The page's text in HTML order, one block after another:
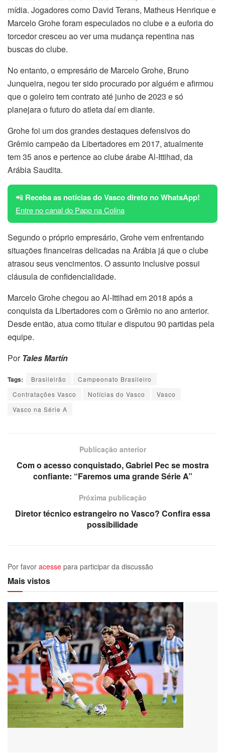
mídia. Jogadores como David Terans, Matheus Henrique e
Marcelo Grohe foram especulados no clube e a euforia do
torcedor cresceu ao ver uma mudança repentina nas
buscas do clube.
No entanto, o empresário de Marcelo Grohe, Bruno
Junqueira, negou ter sido procurado por alguém e afirmou
que o goleiro tem contrato até junho de 2023 e só
planejara o futuro do atleta daí em diante.
Grohe foi um dos grandes destaques defensivos do
Grêmio campeão da Libertadores em 2017, atualmente
tem 35 anos e pertence ao clube árabe Al-Ittihad, da
Arábia Saudita.
📲 Receba as notícias do Vasco direto no WhatsApp!
Entre no canal do Papo na Colina
Segundo o próprio empresário, Grohe vem enfrentando
situações financeiras delicadas na Arábia já que o clube
atrasou seus vencimentos. O assunto inclusive possui
cláusula de confidencialidade.
Marcelo Grohe chegou ao Al-Ittihad em 2018 após a
conquista da Libertadores com o Grêmio no ano anterior.
Desde então, atua como titular e disputou 90 partidas pela
equipe.
PorTales Martín
Tags: Brasileirão
Campeonato Brasileiro
Contratações Vasco
Notícias do Vasco
Vasco
Vasco na Série A
Publicação anterior
Com o acesso conquistado, Gabriel Pec se mostra
confiante: “Faremos uma grande Série A”
Próxima publicação
Diretor técnico estrangeiro no Vasco? Confira essa
possibilidade
Por favor acesse para participar da discussão
Mais vistos